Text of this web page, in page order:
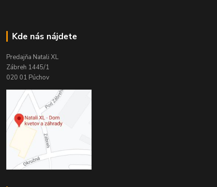
Kde nás nájdete
Predajňa Natali XL
Zábreh 1445/1
020 01 Púchov